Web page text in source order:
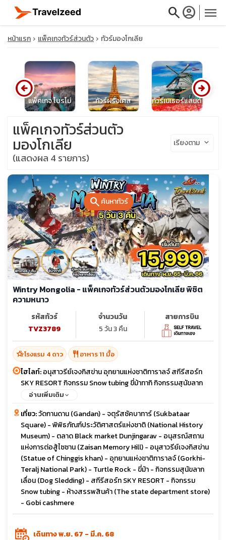
searchaccount_circle menu
close
travel_explore
calendar_month
search
หน้าแรก แพ็คเกจทัวร์ส่วนตัว ทัวร์มองโกเลีย
แพ็คเกจ โบรโม่ ทัวร์ฝรั่งเศส ทัวร์เนเธอร์แลนด์
arrow_circle_left arrow_circle_right
searchค้นหาทัวร์
แพ็คเกจทัวร์ส่วนตัว
มองโกเลีย
(แสดงผล 4 รายการ)
เรียงตาม keyboard_arrow_down
Wintry Mongolia - แพ็คเกจทัวร์ส่วนตัวมองโกเลีย พิชิต
ความหนาว
รหัสทัวร์
TVZ3789
จำนวนวัน
5 วัน 3 คืน
สายการบิน
hotel_classโรงแรม 4 ดาว restaurant อาหาร 11 มื้อ
ไฮไลท์:อนุสาวรีย์เจงกิสข่าน อุทยานแห่งชาติทาราลจ์ สกีรีสอร์ท
SKY RESORT กิจกรรม Snow tubing ขี่ม้าทากิ กิจกรรมสุนัขลาก
เลื่อน พักเกอร์ 1 คืน
อ่านเพิ่มเติม
เที่ยว:วัดกานดาน (Gandan) - จตุรัสซัคบาทาร์ (Sukbataar
Square) - พิพิธภัณฑ์ประวัติศาสตร์แห่งชาติ (National History
Museum) - ตลาด Black market Dunjingarav - อนุสรณ์สถาน
แห่งการต่อสู้ไซซาน (Zaisan Memory Hill) - อนุสาวรีย์เจงกิสข่าน
(Statue of Chinggis khan) - อุทยานแห่งชาติทาราลจ์ (Gorkhi-
Teralj National Park) - Turtle Rock - ขี่ม้า - กิจกรรมสุนัขลาก
เลื่อน (Dog Sledding) - สกีรีสอร์ท SKY RESORT - กิจกรรม
Snow tubing - ห้างสรรพสินค้า (The state department store)
- Gobi cashmere
เดินทาง พ.ย. 67 - มี.ค. 68